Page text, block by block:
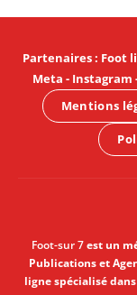
Partenaires: Foot
Meta - Instagram
Mentions
Foot-sur 7est un
Publications et
ligne spécialisé